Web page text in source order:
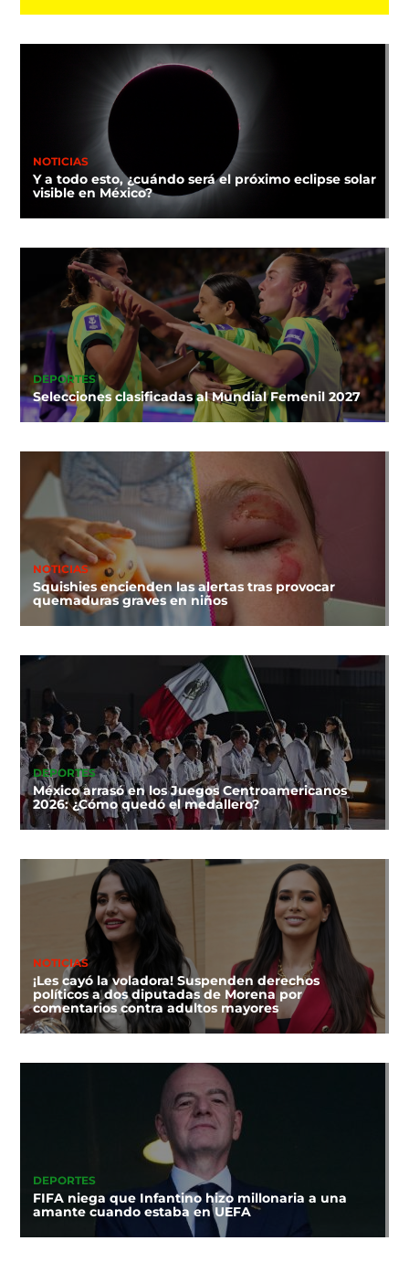
NOTICIAS
Y a todo esto, ¿cuándo será el próximo eclipse solar
visible en México?
DEPORTES
Selecciones clasificadas al Mundial Femenil 2027
NOTICIAS
Squishies encienden las alertas tras provocar
quemaduras graves en niños
DEPORTES
México arrasó en los Juegos Centroamericanos
2026: ¿Cómo quedó el medallero?
NOTICIAS
¡Les cayó la voladora! Suspenden derechos
políticos a dos diputadas de Morena por
comentarios contra adultos mayores
DEPORTES
FIFA niega que Infantino hizo millonaria a una
amante cuando estaba en UEFA